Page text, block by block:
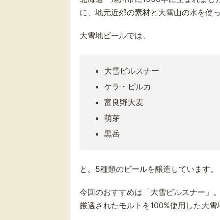
に、地元近郊の素材と大雪山の水を使
大雪地ビールでは、
大雪ピルスナー
ケラ・ピルカ
富良野大麦
萌芽
黒岳
と、5種類のビールを醸造しています。
今回のおすすめは「大雪ピルスナー」
厳選されたモルトを100%使用した大